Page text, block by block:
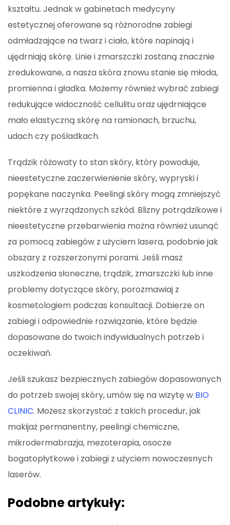
kształtu. Jednak w gabinetach medycyny
estetycznej oferowane są różnorodne zabiegi
odmładzające na twarz i ciało, które napinają i
ujędrniają skórę. Linie i zmarszczki zostaną znacznie
zredukowane, a nasza skóra znowu stanie się młoda,
promienna i gładka. Możemy również wybrać zabiegi
redukujące widoczność cellulitu oraz ujędrniające
mało elastyczną skórę na ramionach, brzuchu,
udach czy pośladkach.
Trądzik różowaty to stan skóry, który powoduje,
nieestetyczne zaczerwienienie skóry, wypryski i
popękane naczynka. Peelingi skóry mogą zmniejszyć
niektóre z wyrządzonych szkód. Blizny potrądzikowe i
nieestetyczne przebarwienia można również usunąć
za pomocą zabiegów z użyciem lasera, podobnie jak
obszary z rozszerzonymi porami. Jeśli masz
uszkodzenia słoneczne, trądzik, zmarszczki lub inne
problemy dotyczące skóry, porozmawiaj z
kosmetologiem podczas konsultacji. Dobierze on
zabiegi i odpowiednie rozwiązanie, które będzie
dopasowane do twoich indywidualnych potrzeb i
oczekiwań.
Jeśli szukasz bezpiecznych zabiegów dopasowanych
do potrzeb swojej skóry, umów się na wizytę w BIO
CLINIC. Możesz skorzystać z takich procedur, jak
makijaż permanentny, peelingi chemiczne,
mikrodermabrazja, mezoterapia, osocze
bogatopłytkowe i zabiegi z użyciem nowoczesnych
laserów.
Podobne artykuły: